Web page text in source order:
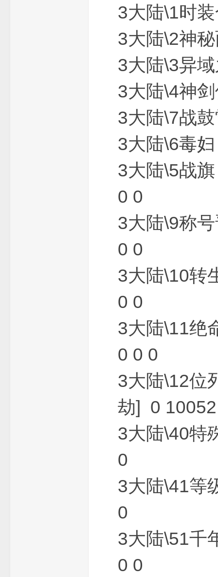
3大陆\1时
3大陆\2
3大陆\3异
3大陆\4神
3大陆\7战
3大陆\6
3大陆\5
0 0
3大陆\9称
0 0
3大陆\10
0 0
3大陆\11
0 0 0
3大陆\12
劫] 0
3大陆\40
0
3大陆\41
0
3大陆\51
0 0